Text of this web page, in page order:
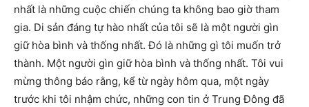
nhất là những cuộc chiến chúng ta không bao giờ tham
gia. Di sản đáng tự hào nhất của tôi sẽ là một người gìn
giữ hòa bình và thống nhất. Đó là những gì tôi muốn trở
thành. Một người gìn giữ hòa bình và thống nhất. Tôi vui
mừng thông báo rằng, kể từ ngày hôm qua, một ngày
trước khi tôi nhậm chức, những con tin ở Trung Đông đã